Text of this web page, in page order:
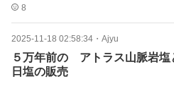
8
2025-11-18 02:58:34 ・ Ajyu
５万年前の アトラス山脈岩塩
日塩の販売